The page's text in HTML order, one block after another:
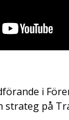
i
strateg på